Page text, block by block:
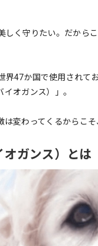
しく守りたい。だから
界47か国で使用されて
イオガンス）」。
変わってくるからこ
オガンス）とは